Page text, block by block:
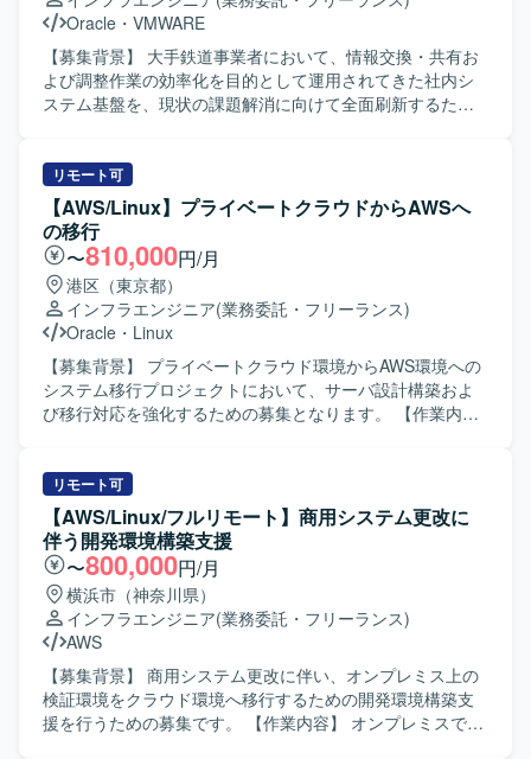
す。 また、CodePipeline、CodeBuild、CodeDeployを用い
たCI/CDパイプラインの構築や、自動化および監視運用の仕
組み構築、VPC Peering接続対応、各種試験や移行対応にも
携わっていただきます。 【求める人物像】 主体的に設計や
構築を推進し、自ら課題を抽出しながら改善に取り組める
方を想定しています。 AWSのベストプラクティスを意識し
ながら、品質とセキュリティを両立した基盤構築に取り組
んでいただける方が望ましいです。 【ポジションの魅力】
AWSの各種マネージドサービスを幅広く活用した統合基盤
の構築に携わることができ、インフラ設計から自動化、監
視運用まで一貫した経験を積むことができます。 既存環境
を踏まえたPhase2構築となるため、モダナイズや高度化に
関する知見を深めながら、クラウド基盤エンジニアとして
のスキルを強化できる環境です。 【開発環境】 AWSを中心
としたクラウド環境上で、EC2、RDS Oracle、ALB、
AutoScaling、CloudFront、WAF、Lambda、Cognito、
CodePipeline、CodeBuild、CodeDeployを用い、インフラ
の自動化および監視運用の仕組みを整備します。
Oracle ・ VMWARE
【募集背景】 大手鉄道事業者において、情報交換・共有お
よび調整作業の効率化を目的として運用されてきた社内シ
ステム基盤を、現状の課題解消に向けて全面刷新するため
の設計・構築および各種テストをご担当いただきます。 詳
細設計フェーズでは、基本設計・機能設計をインプットと
して、既存フォーマットを流用しながらマニュアルベース
での設計書作成を行います。その後、環境構築、単体テス
ト、結合テスト、総合テストといった工程に順次参画し、
MaxGaugeやOracleDB、vSphere、Zabbix、Veeamなどを
用いたシステム基盤の構築・運用設計・監視設計・バック
アップ設計を推進していただきます。 【求める人物像】 主
体的に業務を推進し、自ら課題を抽出・改善提案ができる
方を求めています。関係者との円滑なコミュニケーション
を重視し、報告・連絡・相談を適切なタイミングで行える
いたします。 【ポジションの魅力】 大規模かつ長期にわた
る基幹的な社内システム基盤刷新に携わることで、インフ
ラ設計から運用設計、監視、バックアップまで幅広い経験
を積むことができます。MaxGaugeやZabbix、vSphere、
Veeamといったプロダクトを活用した実践的なスキルを高
められるとともに、大手企業の基盤更改プロジェクトにお
ける上流から下流までの一連の工程を経験できる点が魅力
です。 【開発環境】 MaxGauge OracleDB
vSphere（ESXi） Zabbix Veeam HYCU VCF Operations for
Logs VCF Operations for Network M365 など
リモート可
【AWS/Linux】プライベートクラウドからAWSへ
の移行
〜810,000円/月
港区（東京都）
インフラエンジニア(業務委託・フリーランス)
Oracle ・ Linux
【募集背景】 プライベートクラウド環境からAWS環境への
システム移行プロジェクトにおいて、サーバ設計構築およ
び移行対応を強化するための募集となります。 【作業内
を中心としたサーバの設計・構築および移行作業を担当し
ていただきます。移行後は、既存環境で実施しているITGC
対応が新環境でも適切に適用されているかの確認や、関連
する設定・構成の見直し、ドキュメント整備なども行って
いただきます。 【求める人物像】 サーバ設計構築や移行プ
ロジェクトにおいて主体的に動き、関係者と協調しながら
業務を進めていただける方を求めています。技術的な課題
に対して自ら調査・検証し、改善提案までつなげていただ
ける方が望ましいです。 【ポジションの魅力】 大規模なシ
ステムのクラウド移行を通じて、Linuxサーバ設計構築スキ
ルに加え、クラウド環境における設計・運用に関する知見
リモート可
【AWS/Linux/フルリモート】商用システム更改に
伴う開発環境構築支援
〜800,000円/月
横浜市（神奈川県）
インフラエンジニア(業務委託・フリーランス)
AWS
【募集背景】 商用システム更改に伴い、オンプレミス上の
検証環境をクラウド環境へ移行するための開発環境構築支
援を行うための募集です。 【作業内容】 オンプレミスで構